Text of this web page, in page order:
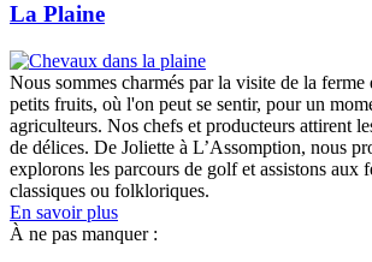
La Plaine
Nous sommes charmés par la visite de la
petits fruits, où l'on peut se sentir, pour un
agriculteurs. Nos chefs et producteurs attirent
de délices. De Joliette à L’Assomption, nous
explorons les parcours de golf et assistons aux
classiques ou folkloriques.
En savoir plus
À ne pas manquer :